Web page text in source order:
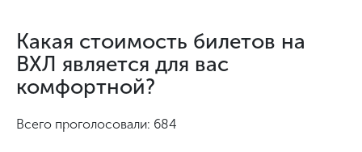
Какая стоимость билетов на
ВХЛ является для вас
комфортной?
Всего проголосовали: 684